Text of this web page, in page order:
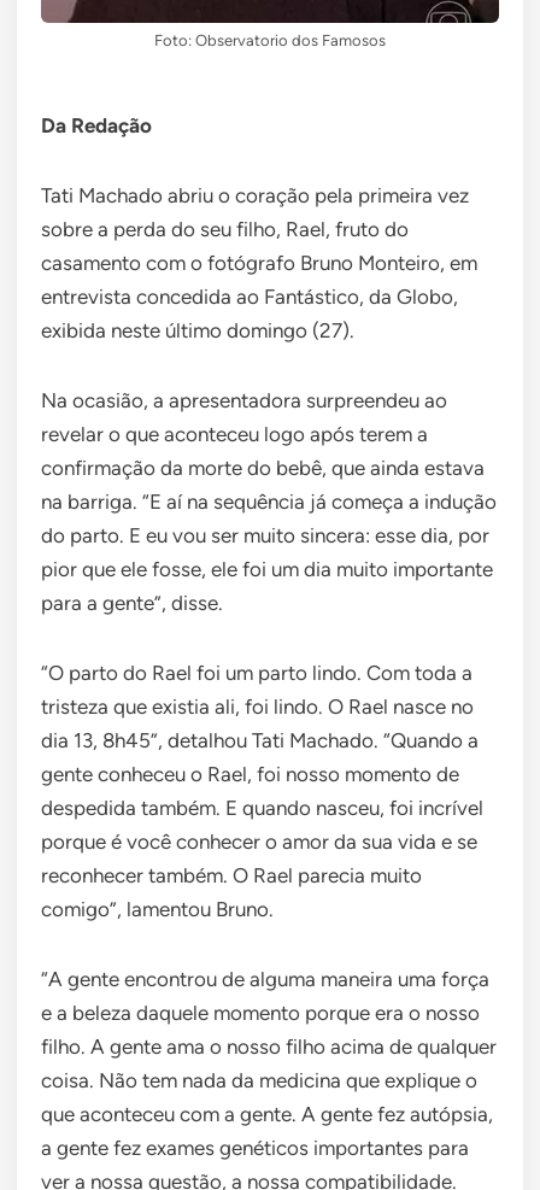
Foto: Observatorio dos Famosos
Da Redação
Tati Machado abriu o coração pela primeira vez
sobre a perda do seu filho, Rael, fruto do
casamento com o fotógrafo Bruno Monteiro, em
entrevista concedida ao Fantástico, da Globo,
exibida neste último domingo (27).
Na ocasião, a apresentadora surpreendeu ao
revelar o que aconteceu logo após terem a
confirmação da morte do bebê, que ainda estava
na barriga. “E aí na sequência já começa a indução
do parto. E eu vou ser muito sincera: esse dia, por
pior que ele fosse, ele foi um dia muito importante
para a gente”, disse.
“O parto do Rael foi um parto lindo. Com toda a
tristeza que existia ali, foi lindo. O Rael nasce no
dia 13, 8h45”, detalhou Tati Machado. “Quando a
gente conheceu o Rael, foi nosso momento de
despedida também. E quando nasceu, foi incrível
porque é você conhecer o amor da sua vida e se
reconhecer também. O Rael parecia muito
comigo”, lamentou Bruno.
“A gente encontrou de alguma maneira uma força
e a beleza daquele momento porque era o nosso
filho. A gente ama o nosso filho acima de qualquer
coisa. Não tem nada da medicina que explique o
que aconteceu com a gente. A gente fez autópsia,
a gente fez exames genéticos importantes para
ver a nossa questão, a nossa compatibilidade.